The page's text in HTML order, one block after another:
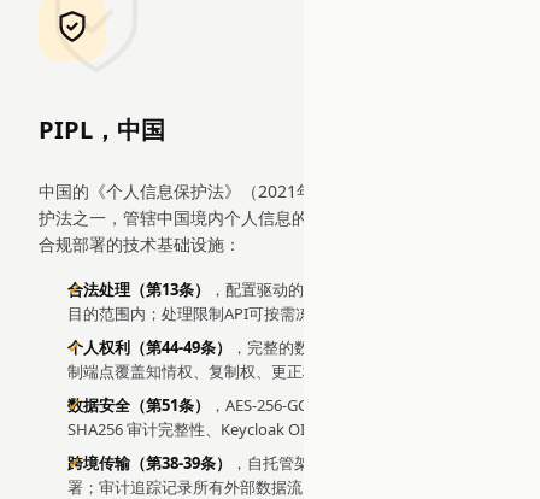
PIPL，中国
中国的《个人信息保护法》（2021年）是全球最全面的数据保
护法之一，管辖中国境内个人信息的处理。EDDI提供符合PIPL
合规部署的技术基础设施：
合法处理（第13条）
，配置驱动的代理行为确保处理在定义的
目的范围内；处理限制API可按需冻结活动
个人权利（第44-49条）
，完整的数据导出、级联删除和处理限
制端点覆盖知情权、复制权、更正权、删除权和限制权
数据安全（第51条）
，AES-256-GCM 保险库加密、HMAC-
SHA256 审计完整性、Keycloak OIDC、RBAC、零
跨境传输（第38-39条）
，自托管架构支持在中国境内本地部
署；审计追踪记录所有外部数据流以用于安全评估